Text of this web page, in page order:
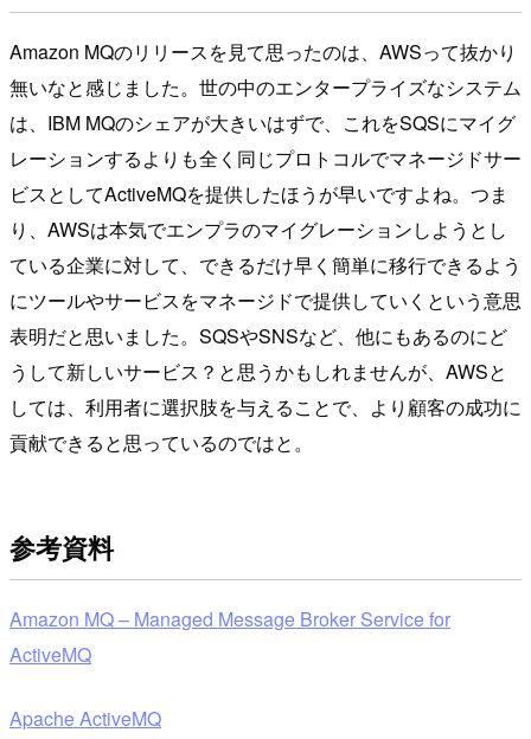
Amazon MQのリリースを見て思ったのは、AWSって抜かり
無いなと感じました。世の中のエンタープライズなシステム
は、IBM MQのシェアが大きいはずで、これをSQSにマイグ
レーションするよりも全く同じプロトコルでマネージドサー
ビスとしてActiveMQを提供したほうが早いですよね。つま
り、AWSは本気でエンプラのマイグレーションしようとし
ている企業に対して、できるだけ早く簡単に移行できるよう
にツールやサービスをマネージドで提供していくという意思
表明だと思いました。SQSやSNSなど、他にもあるのにど
うして新しいサービス？と思うかもしれませんが、AWSと
しては、利用者に選択肢を与えることで、より顧客の成功に
貢献できると思っているのではと。
参考資料
Amazon MQ – Managed Message Broker Service for
ActiveMQ
Apache ActiveMQ